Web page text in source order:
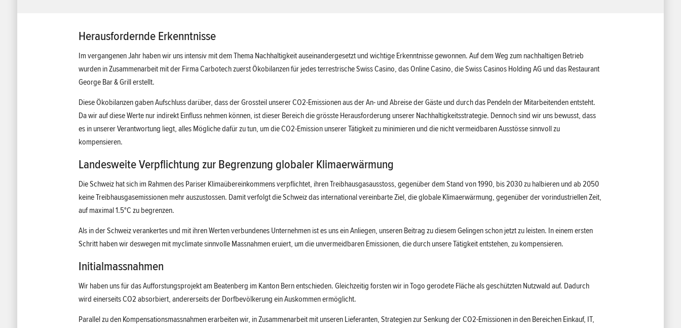
Herausfordernde Erkenntnisse
Im vergangenen Jahr haben wir uns intensiv mit dem Thema Nachhaltigkeit auseinandergesetzt und wichtige Erkenntnisse gewonnen. Auf dem Weg zum nachhaltigen Betrieb
wurden in Zusammenarbeit mit der Firma Carbotech zuerst Ökobilanzen für jedes terrestrische Swiss Casino, das Online Casino, die Swiss Casinos Holding AG und das Restaurant
George Bar & Grill erstellt.
Diese Ökobilanzen gaben Aufschluss darüber, dass der Grossteil unserer CO2-Emissionen aus der An- und Abreise der Gäste und durch das Pendeln der Mitarbeitenden entsteht.
Da wir auf diese Werte nur indirekt Einfluss nehmen können, ist dieser Bereich die grösste Herausforderung unserer Nachhaltigkeitsstrategie. Dennoch sind wir uns bewusst, dass
es in unserer Verantwortung liegt, alles Mögliche dafür zu tun, um die CO2-Emission unserer Tätigkeit zu minimieren und die nicht vermeidbaren Ausstösse sinnvoll zu
kompensieren.
Landesweite Verpflichtung zur Begrenzung globaler Klimaerwärmung
Die Schweiz hat sich im Rahmen des Pariser Klimaübereinkommens verpflichtet, ihren Treibhausgasausstoss, gegenüber dem Stand von 1990, bis 2030 zu halbieren und ab 2050
keine Treibhausgasemissionen mehr auszustossen. Damit verfolgt die Schweiz das international vereinbarte Ziel, die globale Klimaerwärmung, gegenüber der vorindustriellen Zeit,
auf maximal 1.5°C zu begrenzen.
Als in der Schweiz verankertes und mit ihren Werten verbundenes Unternehmen ist es uns ein Anliegen, unseren Beitrag zu diesem Gelingen schon jetzt zu leisten. In einem ersten
Schritt haben wir deswegen mit myclimate sinnvolle Massnahmen eruiert, um die unvermeidbaren Emissionen, die durch unsere Tätigkeit entstehen, zu kompensieren.
Initialmassnahmen
Wir haben uns für das Aufforstungsprojekt am Beatenberg im Kanton Bern entschieden. Gleichzeitig forsten wir in Togo gerodete Fläche als geschützten Nutzwald auf. Dadurch
wird einerseits CO2 absorbiert, andererseits der Dorfbevölkerung ein Auskommen ermöglicht.
Parallel zu den Kompensationsmassnahmen erarbeiten wir, in Zusammenarbeit mit unseren Lieferanten, Strategien zur Senkung der CO2-Emissionen in den Bereichen Einkauf, IT,